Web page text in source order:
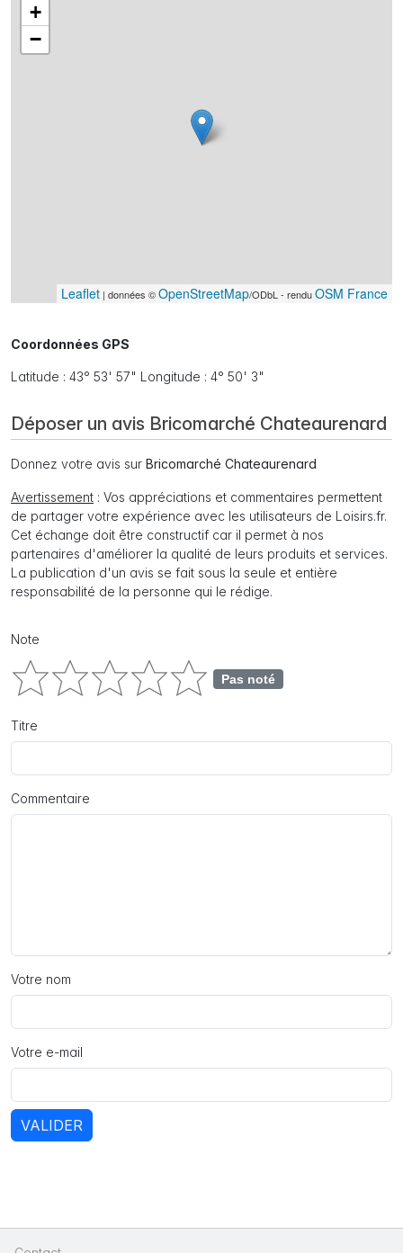
+
−
Leaflet | données ©OpenStreetMap/ODbL - renduOSM France
Coordonnées GPS
Latitude : 43° 53' 57" Longitude : 4° 50' 3"
Déposer un avis Bricomarché Chateaurenard
Donnez votre avis sur Bricomarché Chateaurenard
Avertissement : Vos appréciations et commentaires permettent
de partager votre expérience avec les utilisateurs de Loisirs.fr.
Cet échange doit être constructif car il permet à nos
partenaires d'améliorer la qualité de leurs produits et services.
La publication d'un avis se fait sous la seule et entière
responsabilité de la personne qui le rédige.
Note
Pas noté
Titre
Commentaire
Votre nom
Votre e-mail
VALIDER